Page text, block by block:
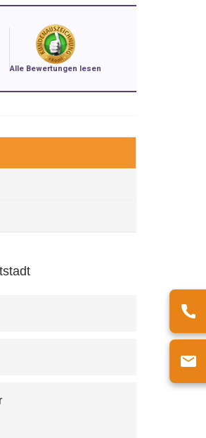
Alle Bewertungen lesen